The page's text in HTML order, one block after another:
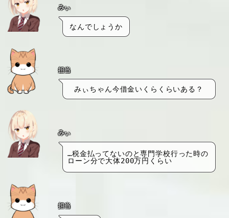
みぃ
なんでしょうか
担当
みぃちゃん今借金いくらくらいある？
みぃ
…税金払ってないのと専門学校行った時の
ローン分で大体200万円くらい
担当